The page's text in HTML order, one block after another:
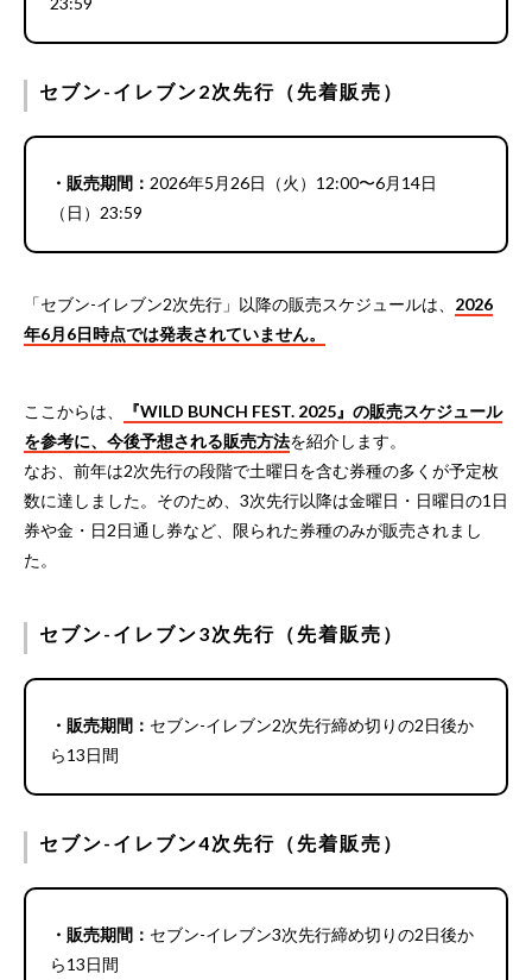
セブン-イレブン2次先行（先着販売）
・販売期間： 2026年5月26日（火）12:00〜6月14日
（日）23:59
「セブン-イレブン2次先行」以降の販売スケジュールは、 2026
年6月6日時点では発表されていません。
ここからは、
『WILD BUNCH FEST. 2025』の販売スケジュール
を参考に、今後予想される販売方法を紹介します。
なお、前年は2次先行の段階で土曜日を含む券種の多くが予定枚
数に達しました。そのため、3次先行以降は金曜日・日曜日の1日
券や金・日2日通し券など、限られた券種のみが販売されまし
た。
セブン-イレブン3次先行（先着販売）
・販売期間： セブン-イレブン2次先行締め切りの2日後か
ら13日間
セブン-イレブン4次先行（先着販売）
・販売期間： セブン-イレブン3次先行締め切りの2日後か
ら13日間